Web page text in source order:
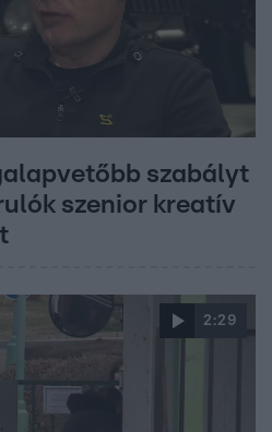
szabályt
szenior kreatív
2:29